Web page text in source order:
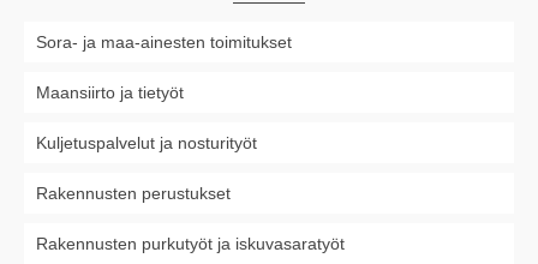
Sora- ja maa-ainesten toimitukset
Maansiirto ja tietyöt
Kuljetuspalvelut ja nosturityöt
Rakennusten perustukset
Rakennusten purkutyöt ja iskuvasaratyöt